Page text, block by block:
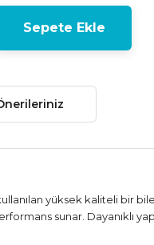
Sepete Ekle
yüksek kaliteli bir
sunar. Dayanıklı